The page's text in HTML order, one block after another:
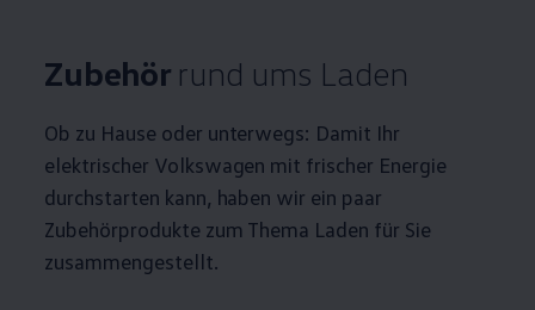
Zubehör rund ums Laden
Ob zu Hause oder unterwegs: Damit Ihr
elektrischer Volkswagen mit frischer Energie
durchstarten kann, haben wir ein paar
Zubehörprodukte zum Thema Laden für Sie
zusammengestellt.